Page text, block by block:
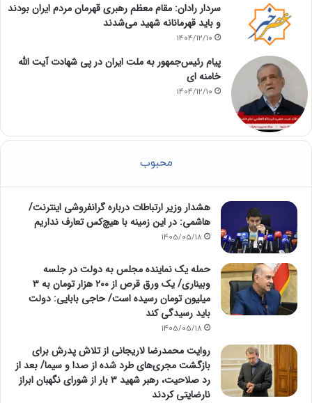
سردار رادان: مقام معظم رهبری قهرمان مردم ایران بودند
و باید قهرمانانه شهید می‌شدند
1404/12/10
پیام رئیس‌جمهور به ملت ایران در پی شهادت آیت الله
خامنه ای
1404/12/10
محبوب
هشدار وزیر ارتباطات درباره گرانفروشی اینترنت/
هاشمی: در این زمینه با هیچ‌کس تعارف نداریم
1405/05/18
حمله یک نماینده مجلس به دولت در جلسه
وبیناری/ یک ورق قرص از ۲۰۰ هزار تومان به ۳
میلیون تومان رسیده است/ حاجی بابایی: دولت
باید رسیدگی کند
1405/05/18
روایت محمدرضا لاریجانی از تلاش پدرش برای
بازگشت مجری‌های طرد شده از صدا و سیما/ بعد از
رد صلاحیت، رهبر شهید ۳ بار از شورای نگهبان ابراز
نارضایتی کردند